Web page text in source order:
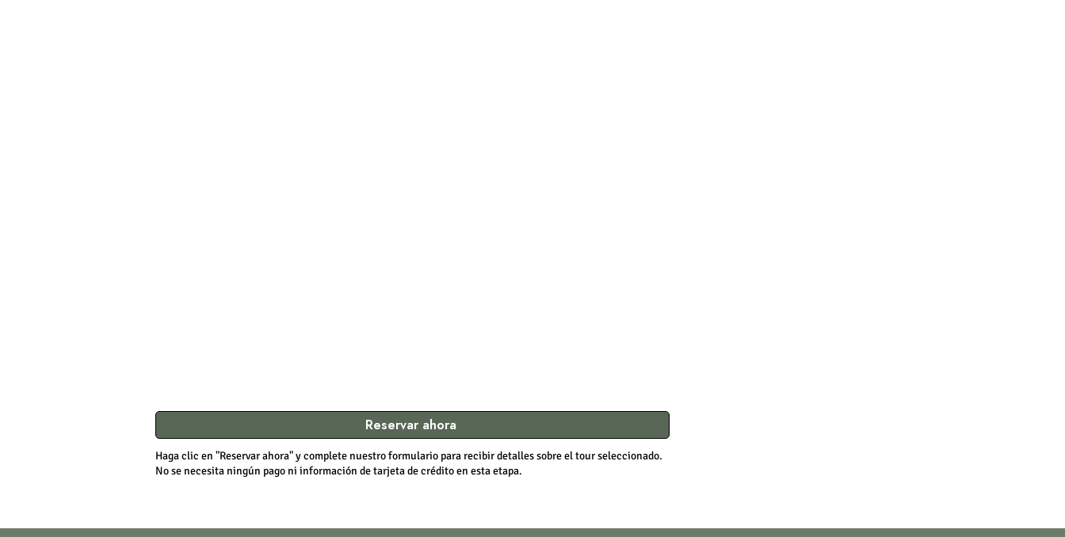
Reservar ahora
Haga clic en "Reservar ahora" y complete nuestro formulario para recibir detalles sobre el tour seleccionado.
No se necesita ningún pago ni información de tarjeta de crédito en esta etapa.